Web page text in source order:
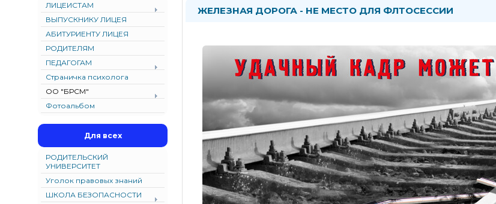
ЛИЦЕИСТАМ
ВЫПУСКНИКУ ЛИЦЕЯ
АБИТУРИЕНТУ ЛИЦЕЯ
РОДИТЕЛЯМ
ПЕДАГОГАМ
Страничка психолога
ОО "БРСМ"
Фотоальбом
Для всех
РОДИТЕЛЬСКИЙ
УНИВЕРСИТЕТ
Уголок правовых знаний
ШКОЛА БЕЗОПАСНОСТИ
ЖЕЛЕЗНАЯ ДОРОГА - НЕ МЕСТО ДЛЯ ФЛТОСЕССИИ